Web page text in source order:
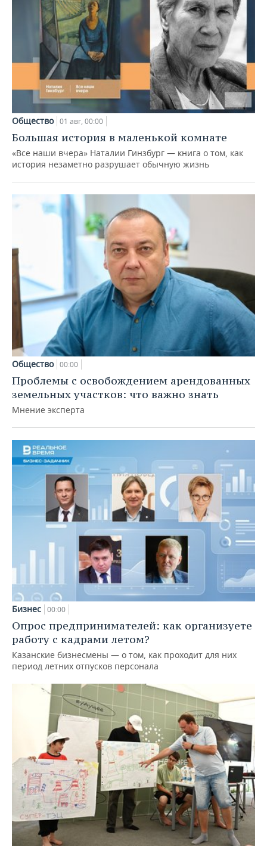
Общество 01 авг, 00:00
Большая история в маленькой комнате
«Все наши вчера» Наталии Гинзбург — книга о том, как
история незаметно разрушает обычную жизнь
Общество 00:00
Проблемы с освобождением арендованных
земельных участков: что важно знать
Мнение эксперта
Бизнес 00:00
Опрос предпринимателей: как организуете
работу с кадрами летом?
Казанские бизнесмены — о том, как проходит для них
период летних отпусков персонала